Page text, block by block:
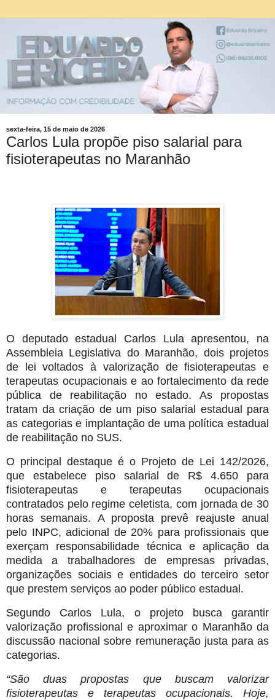
sexta-feira, 15 de maio de 2026
Carlos Lula propõe piso salarial para
fisioterapeutas no Maranhão
O deputado estadual Carlos Lula apresentou, na
Assembleia Legislativa do Maranhão, dois projetos
de lei voltados à valorização de fisioterapeutas e
terapeutas ocupacionais e ao fortalecimento da rede
pública de reabilitação no estado. As propostas
tratam da criação de um piso salarial estadual para
as categorias e implantação de uma política estadual
de reabilitação no SUS.
O principal destaque é o Projeto de Lei 142/2026,
que estabelece piso salarial de R$ 4.650 para
fisioterapeutas e terapeutas ocupacionais
contratados pelo regime celetista, com jornada de 30
horas semanais. A proposta prevê reajuste anual
pelo INPC, adicional de 20% para profissionais que
exerçam responsabilidade técnica e aplicação da
medida a trabalhadores de empresas privadas,
organizações sociais e entidades do terceiro setor
que prestem serviços ao poder público estadual.
Segundo Carlos Lula, o projeto busca garantir
valorização profissional e aproximar o Maranhão da
discussão nacional sobre remuneração justa para as
categorias.
“São duas propostas que buscam valorizar
fisioterapeutas e terapeutas ocupacionais. Hoje,